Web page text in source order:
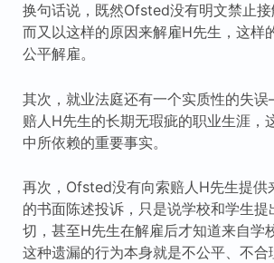
换句话说，既然Ofsted没有明文禁止接
而又以这样的原因来解雇H先生，这样
公平解雇。
其次，就业法庭还有一个实质性的失
赔人H先生的长期无瑕疵的职业生涯，
中所依赖的重要事实。
再次，Ofsted没有向索赔人H先生提供
的书面陈述投诉，只是说学校和学生提
切，甚至H先生在解雇后才知道来自学
这种遗漏的行为本身就是不公平、不合